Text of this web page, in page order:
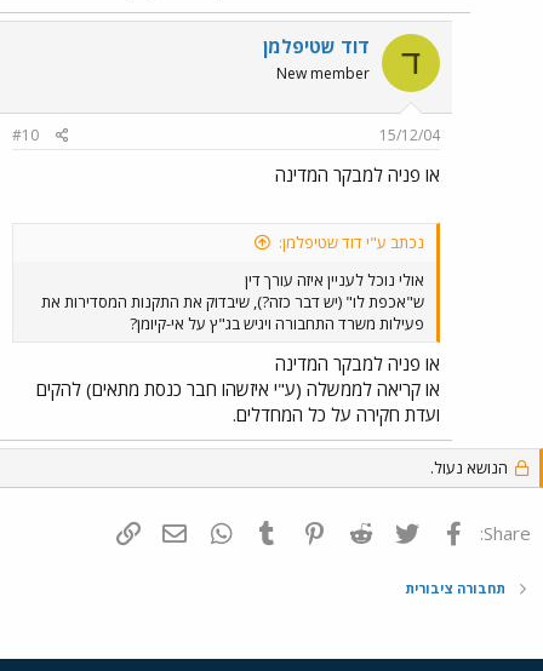
ד דוד שטיפלמן
New member
15/12/04
#10
או פניה למבקר המדינה
נכתב ע"י דוד שטיפלמן:
אולי נוכל לעניין איזה עורך דין
ש"אכפת לו" (יש דבר כזה?), שיבדוק את התקנות המסדירות את
פעילות משרד התחבורה ויגיש בג"ץ על אי-קיומן?
או פניה למבקר המדינה
או קריאה לממשלה (ע"י איזשהו חבר כנסת מתאים) להקים
ועדת חקירה על כל המחדלים.
הנושא נעול.
Share: פייסבוק Twitter
Reddit
Pinterest
Tumblr
WhatsAppדואר אלקטרוני
תחבורה ציבורית